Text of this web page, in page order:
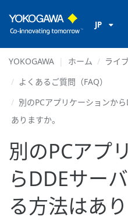
JP
YOKOGAWA ホーム ライ
よくあるご質問（FAQ）
別のPCアプリケーションか
ありますか。
別のPCアプ
らDDEサー
る方法はあり